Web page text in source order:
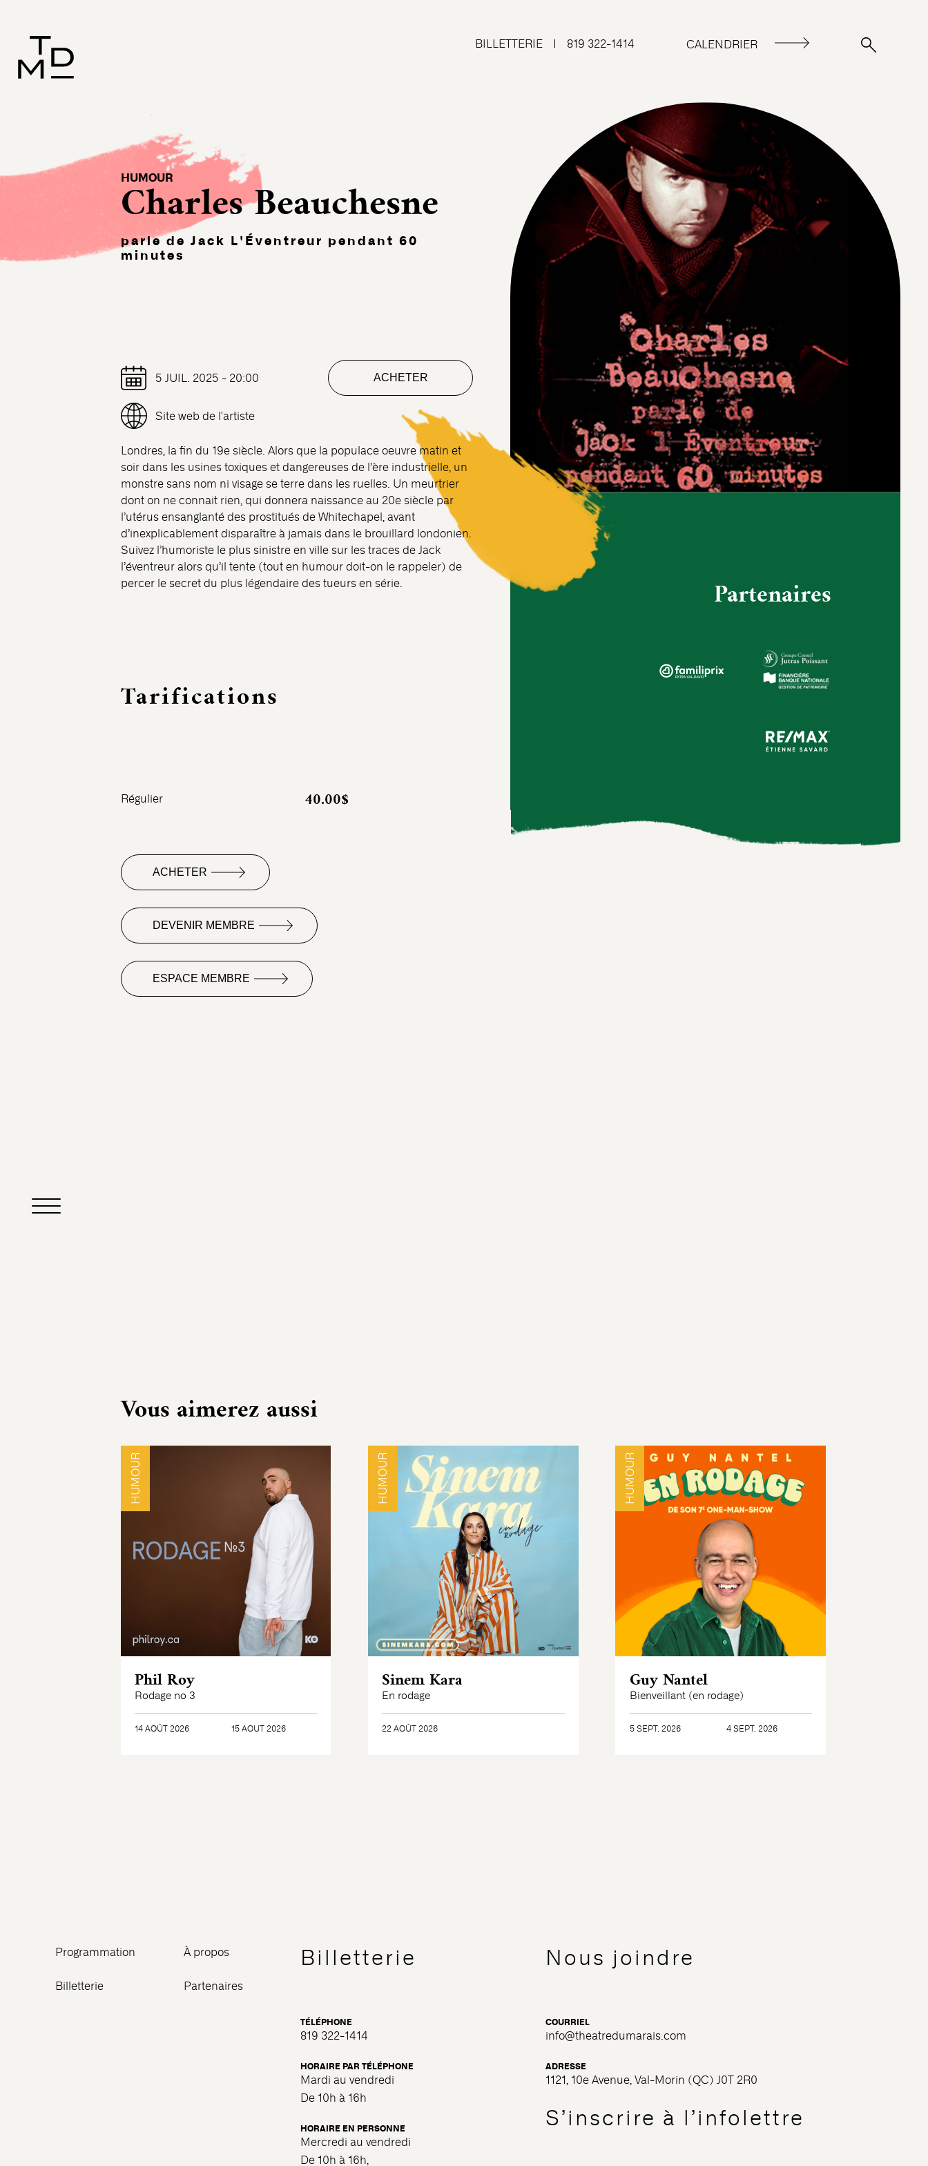
BILLETTERIE | 819 322-1414 CALENDRIER
HUMOUR
Charles Beauchesne
parle de Jack L'Éventreur pendant 60
minutes
5 JUIL. 2025 - 20:00 ACHETER
Site web de l'artiste
Londres, la fin du 19e siècle. Alors que la populace oeuvre matin et
soir dans les usines toxiques et dangereuses de l’ère industrielle, un
monstre sans nom ni visage se terre dans les ruelles. Un meurtrier
dont on ne connait rien, qui donnera naissance au 20e siècle par
l’utérus ensanglanté des prostitués de Whitechapel, avant
d’inexplicablement disparaître à jamais dans le brouillard londonien.
Suivez l’humoriste le plus sinistre en ville sur les traces de Jack
l’éventreur alors qu’il tente (tout en humour doit-on le rappeler) de
percer le secret du plus légendaire des tueurs en série.
Tarifications
Régulier 40.00$
ACHETER
DEVENIR MEMBRE
ESPACE MEMBRE
Partenaires
Vous aimerez aussi
HUMOUR
Phil Roy
Rodage no 3
14 AOÛT 2026 15 AOÛT 2026
HUMOUR
Sinem Kara
En rodage
22 AOÛT 2026
HUMOUR
Guy Nantel
Bienveillant (en rodage)
5 SEPT. 2026 4 SEPT. 2026
Programmation
Billetterie
À propos
Partenaires
Billetterie
TÉLÉPHONE
819 322-1414
HORAIRE PAR TÉLÉPHONE
Mardi au vendredi
De 10h à 16h
HORAIRE EN PERSONNE
Mercredi au vendredi
De 10h à 16h,
Nous joindre
COURRIEL
info@theatredumarais.com
ADRESSE
1121, 10e Avenue, Val-Morin (QC) J0T 2R0
S’inscrire à l’infolettre